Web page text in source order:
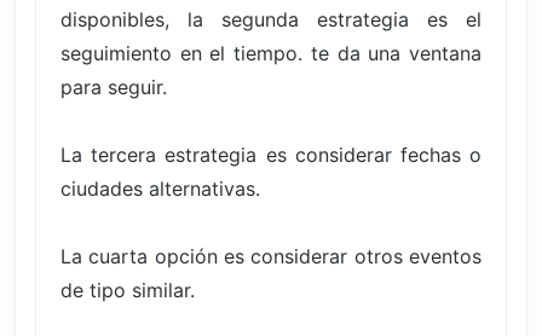
disponibles, la segunda estrategia es el
seguimiento en el tiempo. te da una ventana
para seguir.
La tercera estrategia es considerar fechas o
ciudades alternativas.
La cuarta opción es considerar otros eventos
de tipo similar.